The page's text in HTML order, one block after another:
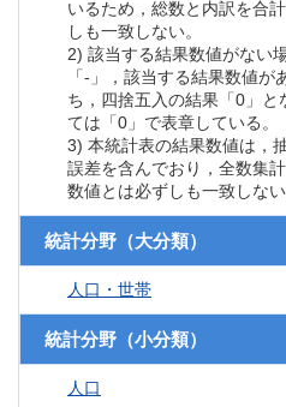
いるため，総数と内訳を合
しも一致しない。
2) 該当する結果数値がない
「-」，該当する結果数値が
ち，四捨五入の結果「0」と
ては「0」で表章している。
3) 本統計表の結果数値は，
誤差を含んでおり，全数集
数値とは必ずしも一致しない
統計分野（大分類）
人口・世帯
統計分野（小分類）
人口